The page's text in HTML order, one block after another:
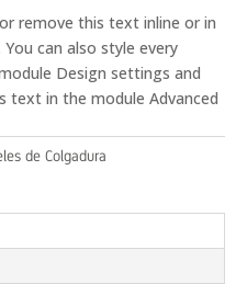
remove this text inline or in
can also style every
Design settings and
text in the module Advanced
de Colgadura